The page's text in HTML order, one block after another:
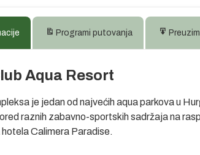
Programi putovanja
Aqua Resort
je jedan od najvećih aqua parkova u
raznih zabavno-sportskih sadržaja na
Calimera Paradise.